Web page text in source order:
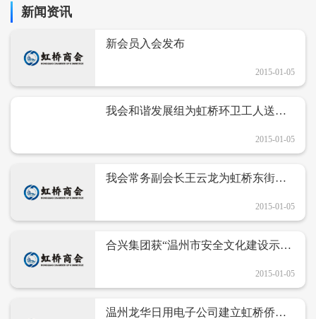
新闻资讯
新会员入会发布
2015-01-05
我会和谐发展组为虹桥环卫工人送清
2015-01-05
我会常务副会长王云龙为虹桥东街村
2015-01-05
合兴集团获“温州市安全文化建设示范
2015-01-05
温州龙华日用电子公司建立虹桥侨联